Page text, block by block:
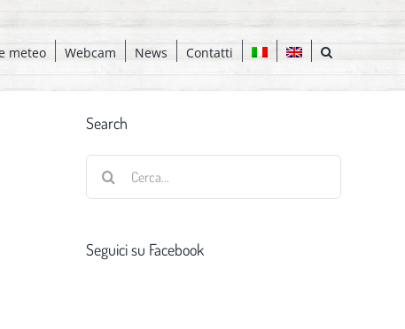
meteo Webcam News Contatti
Search
Seguici su Facebook